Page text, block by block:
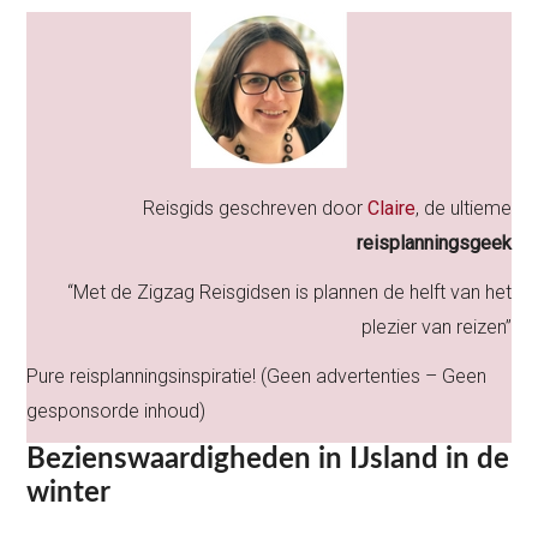
Reisgids geschreven door Claire, de ultieme
reisplanningsgeek
“Met de Zigzag Reisgidsen is plannen de helft van het
plezier van reizen”
Pure reisplanningsinspiratie! (Geen advertenties – Geen
gesponsorde inhoud)
Bezienswaardigheden in IJsland in de
winter